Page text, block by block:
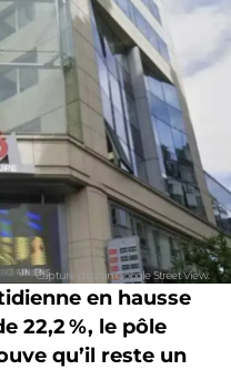
Capture d’écran Google Street View.
en hausse
22,2 %, le pôle
qu’il reste un